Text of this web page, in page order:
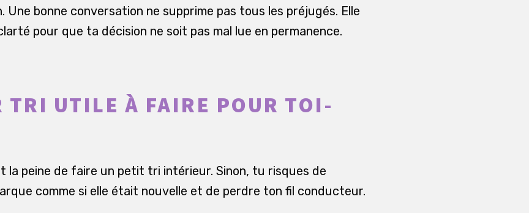
Une bonne conversation ne supprime pas tous les préjugés. Elle
pour que ta décision ne soit pas mal lue en permanence.
TRI UTILE À FAIRE POUR TOI-
la peine de faire un petit tri intérieur. Sinon, tu risques de
comme si elle était nouvelle et de perdre ton fil conducteur.